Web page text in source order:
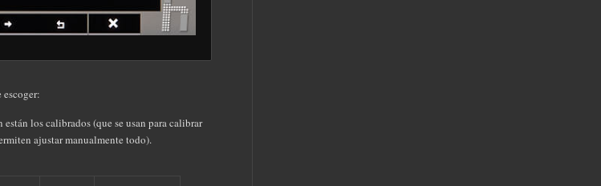
escoger:
están los calibrados (que se usan para calibrar
ajustar manualmente todo).